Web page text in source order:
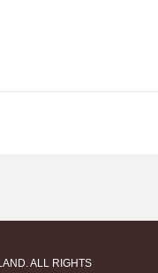
ALL RIGHTS